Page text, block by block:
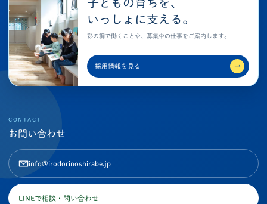
子どもの育ちを、
いっしょに支える。
彩の調で働くことや、募集中の仕事をご案内します。
採用情報を見る →
CONTACT
お問い合わせ
info@irodorinoshirabe.jp
LINEで相談・問い合わせ